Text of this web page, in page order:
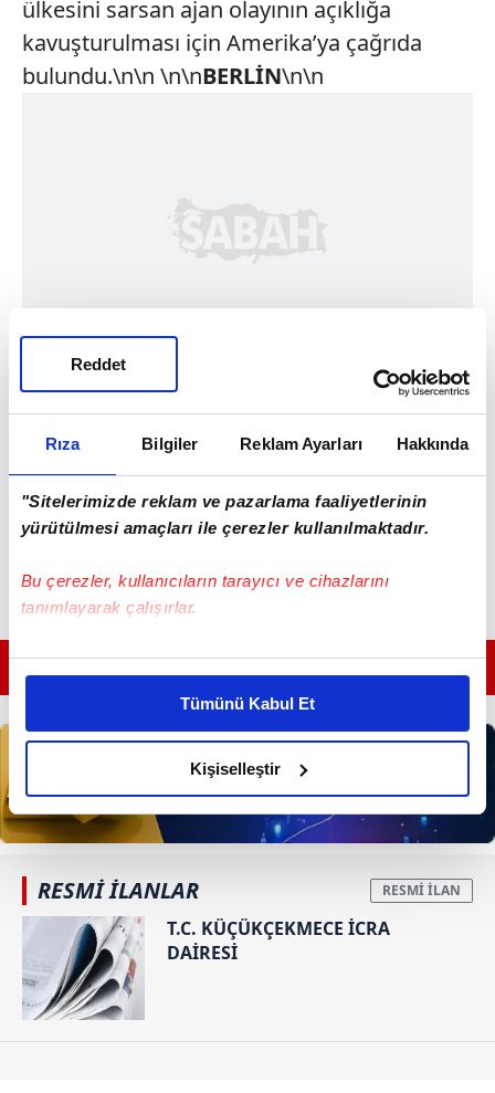
Rıza Bilgiler Reklam Ayarları Hakkında
"Sitelerimizde reklam ve pazarlama faaliyetlerinin
yürütülmesi amaçları ile çerezler kullanılmaktadır.
Bu çerezler, kullanıcıların tarayıcı ve cihazlarını
tanımlayarak çalışırlar.
Bu çerezlere izin vermeniz halinde sizlere özel
daha iyi reklam deneyimi yaşatabiliriz. Bunu yaparken
amacımızın size daha iyi bir reklam deneyimi sunmak
olduğunu ve sizlere en iyi içerikleri sunabilmek adına
elimizden gelen çabayı gösterdiğimizi ve bu noktada,
reklamların maliyetlerimizi karşılamak noktasında tek gelir
kalemimiz olduğunu sizlere hatırlatmak isteriz.
Her halükârda, kullanıcılar, bu çerezlere izin vermedikleri
takdirde, kullanıcılara hedefli reklamlar
gösterilmeyecektir."
Sizlere daha iyi bir hizmet sunabilmek için İnternet
Tümünü Kabul Et
Kişiselleştir
Reddet
ülkesini sarsan ajan olayının açıklığa
kavuşturulması için Amerika’ya çağrıda
bulundu.\n\n \n\nBERLİN\n\n
RESMİ İLANLAR
T.C. KÜÇÜKÇEKMECE İCRA
DAİRESİ